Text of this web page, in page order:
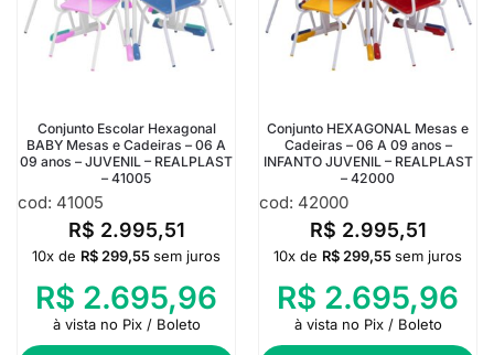
Conjunto Escolar Hexagonal
BABY Mesas e Cadeiras – 06 A
09 anos – JUVENIL – REALPLAST
– 41005
cod: 41005
R$ 2.995,51
10x de R$ 299,55sem juros
R$ 2.695,96
à vista no Pix / Boleto
Conjunto HEXAGONAL Mesas e
Cadeiras – 06 A 09 anos –
INFANTO JUVENIL – REALPLAST
– 42000
cod: 42000
R$ 2.995,51
10x de R$ 299,55sem juros
R$ 2.695,96
à vista no Pix / Boleto